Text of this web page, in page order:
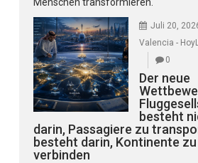
Juli 20,
Valencia -
0
Der neue
besteht
darin, Passagiere zu
besteht darin, Kontinente zu
verbinden